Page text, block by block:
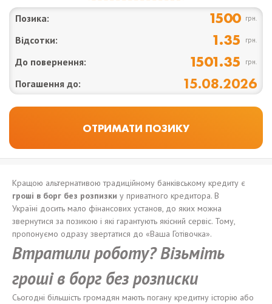
Позика: 1500 грн.
Відсотки: 1.35 грн.
До повернення: 1501.35 грн.
Погашення до: 15.08.2026
Кращою альтернативою традиційному банківському кредиту є
гроші в борг без розпизки у приватного кредитора. В
Україні досить мало фінансових установ, до яких можна
звернутися за позикою і які гарантують якісний сервіс. Тому,
пропонуємо одразу звертатися до «Ваша Готівочка».
Втратилироботу?Візьміть
гроші в боргбезрозписки
Сьогодні більшість громадян мають погану кредитну історію або